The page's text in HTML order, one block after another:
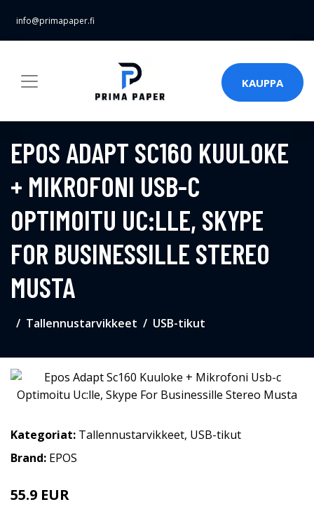
info@primapaper.fi
KAUPPA
EPOS ADAPT SC160 KUULOKE
+ MIKROFONI USB-C
OPTIMOITU UC:LLE, SKYPE
FOR BUSINESSILLE STEREO
MUSTA
Tallennustarvikkeet USB-tikut
Kategoriat: Tallennustarvikkeet, USB-tikut
Brand: EPOS
55.9 EUR